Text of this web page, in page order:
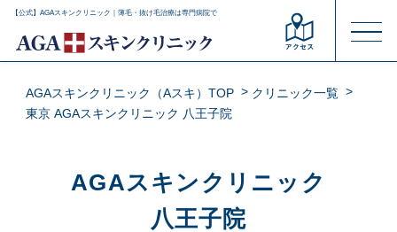
【公式】AGAスキンクリニック｜薄毛・抜け毛治療は専門病院で
AGAスキンクリニック（Aスキ）TOP
クリニック一覧
東京 AGAスキンクリニック 八王子院
AGAスキンクリニック
八王子院